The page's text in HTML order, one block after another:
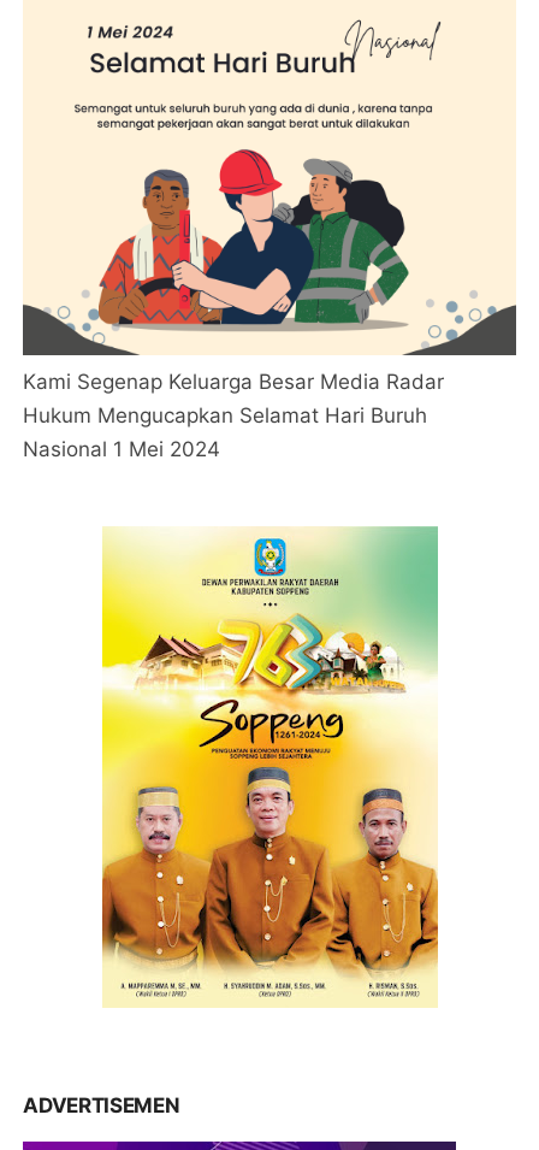
Kami Segenap Keluarga Besar Media Radar
Hukum Mengucapkan Selamat Hari Buruh
Nasional 1 Mei 2024
ADVERTISEMEN